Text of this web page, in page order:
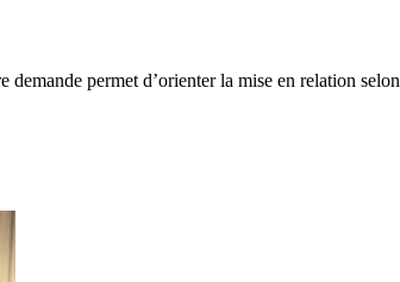
permet d’orienter la mise en relation